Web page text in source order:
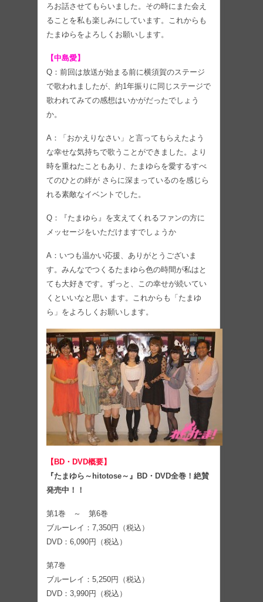
ろお話させてもらいました。その時にまた会え
ることを私も楽しみにしています。これからも
たまゆらをよろしくお願いします。
【中島愛】
Q：前回は放送が始まる前に横須賀のステージ
で歌われましたが、約1年振りに同じステージで
歌われてみての感想はいかがだったでしょう
か。
A：「おかえりなさい」と言ってもらえたよう
な幸せな気持ちで歌うことができました。より
時を重ねたこともあり、たまゆらを愛するすべ
てのひとの絆が さらに深まっているのを感じら
れる素敵なイベントでした。
Q：『たまゆら』を支えてくれるファンの方に
メッセージをいただけますでしょうか
A：いつも温かい応援、ありがとうございま
す。みんなでつくるたまゆら色の時間が私はと
ても大好きです。ずっと、この幸せが続いてい
くといいなと思い ます。これからも「たまゆ
ら」をよろしくお願いします。
【BD・DVD概要】
『たまゆら～hitotose～』BD・DVD全巻！絶賛
発売中！！
第1巻 ～ 第6巻
ブルーレイ：7,350円（税込）
DVD：6,090円（税込）
第7巻
ブルーレイ：5,250円（税込）
DVD：3,990円（税込）